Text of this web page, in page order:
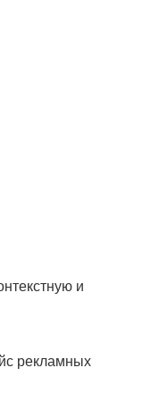
и
рекламных